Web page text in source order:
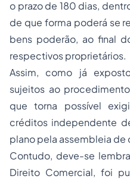
o prazo de 180 dias,
de que forma poderá se
bens poderão, ao final
respectivos proprietários.
Assim, como já
sujeitos ao
que torna possível
créditos independente
plano pela assembleia de
Contudo, deve-se
Direito Comercial, foi